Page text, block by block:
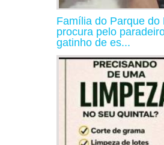
Família do Parque do
procura pelo
gatinho de es...